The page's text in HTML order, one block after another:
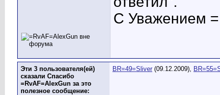
С Уважением
Эти 3 пользователя(ей)
сказали Спасибо
=RvAF=AlexGun за это
полезное сообщение:
BR=49=Sliver (09.12.2009),